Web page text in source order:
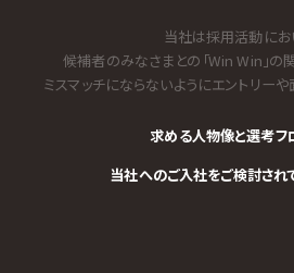
当社は採用活動にお
候補者のみなさまとの「Win Win」の
ミスマッチにならないようにエントリー
求める人物像と選考フ
当社へのご入社をご検討され